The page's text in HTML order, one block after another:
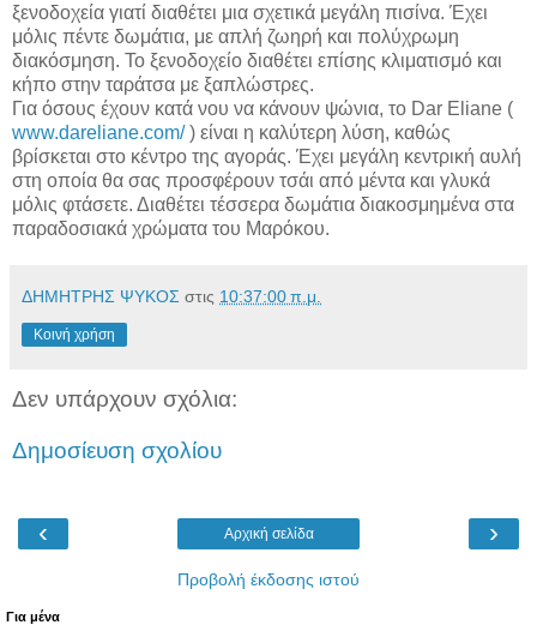
ξενοδοχεία γιατί διαθέτει μια σχετικά μεγάλη πισίνα. Έχει
μόλις πέντε δωμάτια, με απλή ζωηρή και πολύχρωμη
διακόσμηση. Το ξενοδοχείο διαθέτει επίσης κλιματισμό και
κήπο στην ταράτσα με ξαπλώστρες.
Για όσους έχουν κατά νου να κάνουν ψώνια, το Dar Eliane (
www.dareliane.com/) είναι η καλύτερη λύση, καθώς
βρίσκεται στο κέντρο της αγοράς. Έχει μεγάλη κεντρική αυλή
στη οποία θα σας προσφέρουν τσάι από μέντα και γλυκά
μόλις φτάσετε. Διαθέτει τέσσερα δωμάτια διακοσμημένα στα
παραδοσιακά χρώματα του Μαρόκου.
ΔΗΜΗΤΡΗΣ ΨΥΚΟΣ στις 10:37:00 π.μ.
Κοινή χρήση
Δεν υπάρχουν σχόλια:
Δημοσίευση σχολίου
‹ ›
Αρχική σελίδα
Προβολή έκδοσης ιστού
Για μένα